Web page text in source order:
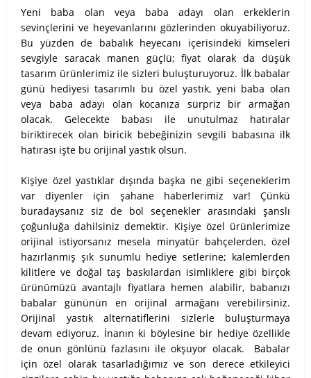
Yeni baba olan veya baba adayı olan erkeklerin
sevinçlerini ve heyevanlarını gözlerinden okuyabiliyoruz.
Bu yüzden de babalık heyecanı içerisindeki kimseleri
sevgiyle saracak manen güçlü; fiyat olarak da düşük
tasarım ürünlerimiz ile sizleri buluşturuyoruz. İlk babalar
günü hediyesi tasarımlı bu özel yastık, yeni baba olan
veya baba adayı olan kocanıza sürpriz bir armağan
olacak. Gelecekte babası ile unutulmaz hatıralar
biriktirecek olan biricik bebeğinizin sevgili babasına ilk
hatırası işte bu orijinal yastık olsun.
Kişiye özel yastıklar dışında başka ne gibi seçeneklerim
var diyenler için şahane haberlerimiz var! Çünkü
buradaysanız siz de bol seçenekler arasındaki şanslı
çoğunluğa dahilsiniz demektir. Kişiye özel ürünlerimize
orijinal istiyorsanız mesela minyatür bahçelerden, özel
hazırlanmış şık sunumlu hediye setlerine; kalemlerden
kilitlere ve doğal taş baskılardan isimliklere gibi birçok
ürünümüzü avantajlı fiyatlara hemen alabilir, babanızı
babalar gününün en orijinal armağanı verebilirsiniz.
Orijinal yastık alternatiflerini sizlerle buluşturmaya
devam ediyoruz. İnanın ki böylesine bir hediye özellikle
de onun gönlünü fazlasını ile okşuyor olacak. Babalar
için özel olarak tasarladığımız ve son derece etkileyici